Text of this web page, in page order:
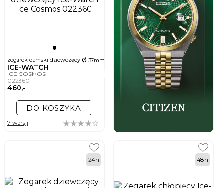
zegarek damski dziewczęcy ø 37mm
ICE-WATCH
ICE COSMOS
022360
460,-
DO KOSZYKA
7 wersji
24h 48h